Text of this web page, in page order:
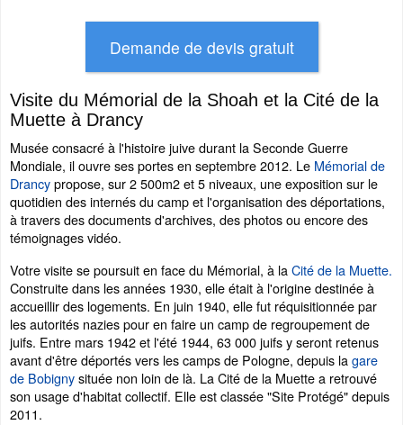
Visite du Mémorial de la Shoah et la Cité de la
Muette à Drancy
Musée consacré à l'histoire juive durant la Seconde Guerre
Mondiale, il ouvre ses portes en septembre 2012. Le Mémorial de
Drancypropose, sur 2 500m2 et 5 niveaux, une exposition sur le
quotidien des internés du camp et l'organisation des déportations,
à travers des documents d'archives, des photos ou encore des
témoignages vidéo.
Votre visite se poursuit en face du Mémorial, à laCité de la Muette.
Construite dans les années 1930, elle était à l'origine destinée à
accueillir des logements. En juin 1940, elle fut réquisitionnée par
les autorités nazies pour en faire un camp de regroupement de
juifs. Entre mars 1942 et l'été 1944, 63 000 juifs y seront retenus
avant d'être déportés vers les camps de Pologne, depuis lagare
de Bobignysituée non loin de là. La Cité de la Muette a retrouvé
son usage d'habitat collectif. Elle est classée "Site Protégé" depuis
2011.